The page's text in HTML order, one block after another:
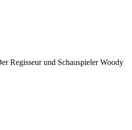
Regisseur und Schauspieler Woody